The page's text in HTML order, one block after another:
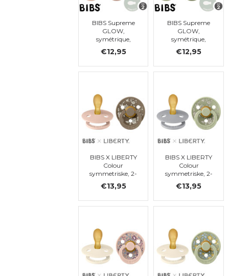
BIBS Supreme
GLOW,
symétrique,
latex, 6-18 mois
(taille 2)
€12,95
BIBS Supreme
GLOW,
symétrique,
latex, 6-18 mois
(taille 2)
€12,95
BIBS X LIBERTY
Colour
symmetriske, 2-
Blush Mix,
€13,95
BIBS X LIBERTY
Colour
symmetriske, 2-
Sage Mix,
€13,95